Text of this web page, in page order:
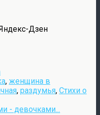
Дзен
, женщина в
, раздумья, Стихи о
- девочками...